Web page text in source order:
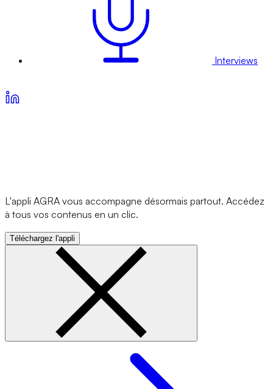
Interviews
L'appli AGRA vous accompagne désormais partout. Accédez
à tous vos contenus en un clic.
Téléchargez l'appli